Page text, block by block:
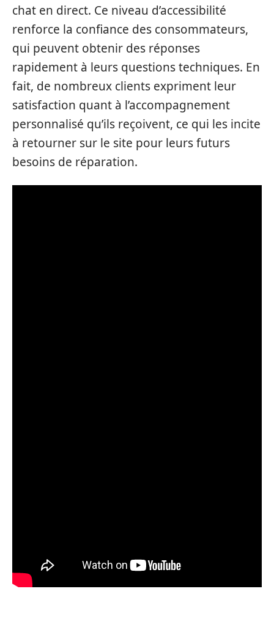
chat en direct. Ce niveau d’accessibilité
renforce la confiance des consommateurs,
qui peuvent obtenir des réponses
rapidement à leurs questions techniques. En
fait, de nombreux clients expriment leur
satisfaction quant à l’accompagnement
personnalisé qu’ils reçoivent, ce qui les incite
à retourner sur le site pour leurs futurs
besoins de réparation.